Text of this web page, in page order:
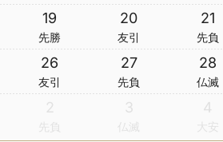
19
先勝
20
友引
21
先負
26
友引
27
先負
28
仏滅
2
先負
3
仏滅
4
大安